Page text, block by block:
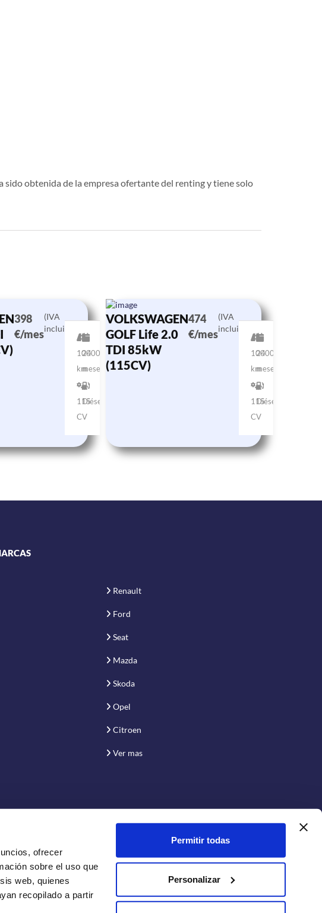
ofrecer
sobre el uso que
web, quienes
recopilado a partir
Permitir todas
Personalizar
sido obtenida de la empresa ofertante del renting y tiene solo
398
€/mes
(IVA
incluido)
10000
km
24
meses
115
CV
Diésel
VOLKSWAGEN
GOLF Life 2.0
TDI 85kW
(115CV)
474
€/mes
(IVA
incluido)
10000
km
24
meses
115
CV
Diésel
Renault
Ford
Seat
Mazda
Skoda
Opel
Citroen
Ver mas
Conecta con nosotros: